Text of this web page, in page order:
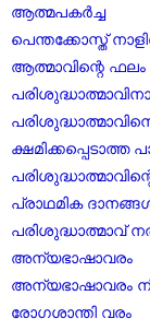
ആത്മപകർച്ച
പെന്തക്കോസ്ത്
ആത്മാവിന്റെ ഫലം
ക്ഷമിക്കപ്പെടാത്ത
പ്രാഥമിക
പരിശുദ്ധാത്മാവ്
അന്യഭാഷാവരം
അന്യഭാഷാവരം
രോഗശാന്തി വരം